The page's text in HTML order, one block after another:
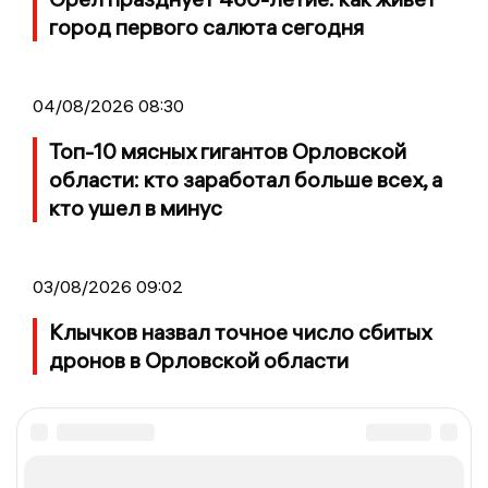
город первого салюта сегодня
04/08/2026 08:30
Топ-10 мясных гигантов Орловской
области: кто заработал больше всех, а
кто ушел в минус
03/08/2026 09:02
Клычков назвал точное число сбитых
дронов в Орловской области